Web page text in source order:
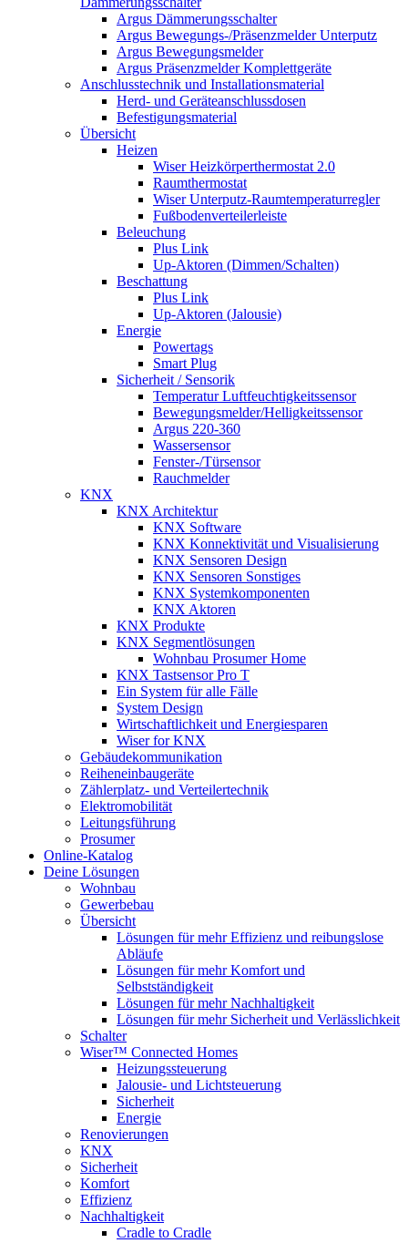
Argus Dämmerungsschalter
Argus Bewegungs-/Präsenzmelder Unterputz
Argus Bewegungsmelder
Argus Präsenzmelder Komplettgeräte
Anschlusstechnik und Installationsmaterial
Herd- und Geräteanschlussdosen
Befestigungsmaterial
Übersicht
Heizen
Wiser Heizkörperthermostat 2.0
Raumthermostat
Wiser Unterputz-Raumtemperaturregler
Fußbodenverteilerleiste
Beleuchung
Plus Link
Up-Aktoren (Dimmen/Schalten)
Beschattung
Plus Link
Up-Aktoren (Jalousie)
Energie
Powertags
Smart Plug
Sicherheit / Sensorik
Temperatur Luftfeuchtigkeitssensor
Bewegungsmelder/Helligkeitssensor
Argus 220-360
Wassersensor
Fenster-/Türsensor
Rauchmelder
KNX
KNX Architektur
KNX Software
KNX Konnektivität und Visualisierung
KNX Sensoren Design
KNX Sensoren Sonstiges
KNX Systemkomponenten
KNX Aktoren
KNX Produkte
KNX Segmentlösungen
Wohnbau Prosumer Home
KNX Tastsensor Pro T
Ein System für alle Fälle
System Design
Wirtschaftlichkeit und Energiesparen
Wiser for KNX
Gebäudekommunikation
Reiheneinbaugeräte
Zählerplatz- und Verteilertechnik
Elektromobilität
Leitungsführung
Prosumer
Online-Katalog
Deine Lösungen
Wohnbau
Gewerbebau
Übersicht
Lösungen für mehr Effizienz und reibungslose
Abläufe
Lösungen für mehr Komfort und
Selbstständigkeit
Lösungen für mehr Nachhaltigkeit
Lösungen für mehr Sicherheit und Verlässlichkeit
Schalter
Wiser™ Connected Homes
Heizungssteuerung
Jalousie- und Lichtsteuerung
Sicherheit
Energie
Renovierungen
KNX
Sicherheit
Komfort
Effizienz
Nachhaltigkeit
Cradle to Cradle